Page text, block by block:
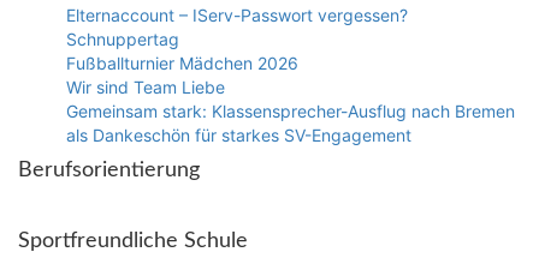
Elternaccount – IServ-Passwort vergessen?
Schnuppertag
Fußballturnier Mädchen 2026
Wir sind Team Liebe
Gemeinsam stark: Klassensprecher-Ausflug nach Bremen
als Dankeschön für starkes SV-Engagement
Berufsorientierung
Sportfreundliche Schule